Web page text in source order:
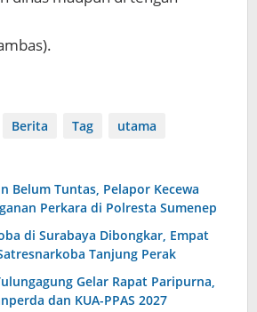
Berita Tag utama
Belum Tuntas, Pelapor Kecewa
Perkara di Polresta Sumenep
di Surabaya Dibongkar, Empat
Tanjung Perak
Gelar Rapat Paripurna,
dan KUA-PPAS 2027